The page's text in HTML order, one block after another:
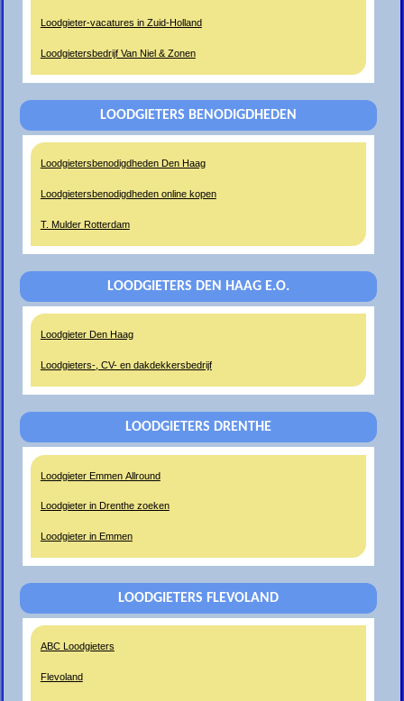
Loodgieter-vacatures in Zuid-Holland
Loodgietersbedrijf Van Niel & Zonen
LOODGIETERS BENODIGDHEDEN
Loodgietersbenodigdheden Den Haag
Loodgietersbenodigdheden online kopen
T. Mulder Rotterdam
LOODGIETERS DEN HAAG E.O.
Loodgieter Den Haag
Loodgieters-, CV- en dakdekkersbedrijf
LOODGIETERS DRENTHE
Loodgieter Emmen Allround
Loodgieter in Drenthe zoeken
Loodgieter in Emmen
LOODGIETERS FLEVOLAND
ABC Loodgieters
Flevoland